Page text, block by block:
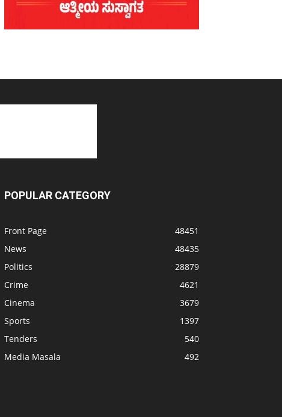
POPULAR CATEGORY
Front Page
48451
News
48435
Politics
28879
Crime
4621
Cinema
3679
Sports
1397
Tenders
540
Media Masala
492